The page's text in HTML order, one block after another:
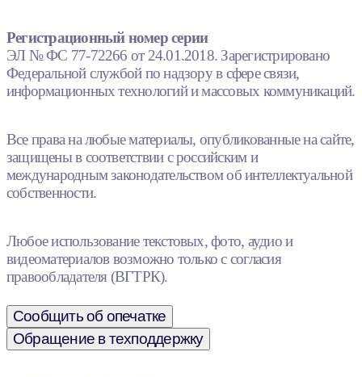
Регистрационный номер серии
ЭЛ № ФС 77-72266 от 24.01.2018. Зарегистрировано
Федеральной службой по надзору в сфере связи,
информационных технологий и массовых коммуникаций.
Все права на любые материалы, опубликованные на сайте,
защищены в соответствии с российским и
международным законодательством об интеллектуальной
собственности.
Любое использование текстовых, фото, аудио и
видеоматериалов возможно только с согласия
правообладателя (ВГТРК).
Сообщить об опечатке
Обращение в техподдержку